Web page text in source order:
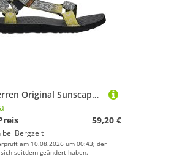
Teva Herren Original Sunscape Sandale
59,20 €
bei Bergzeit
am 10.08.2026 um 00:43; der
seitdem geändert haben.